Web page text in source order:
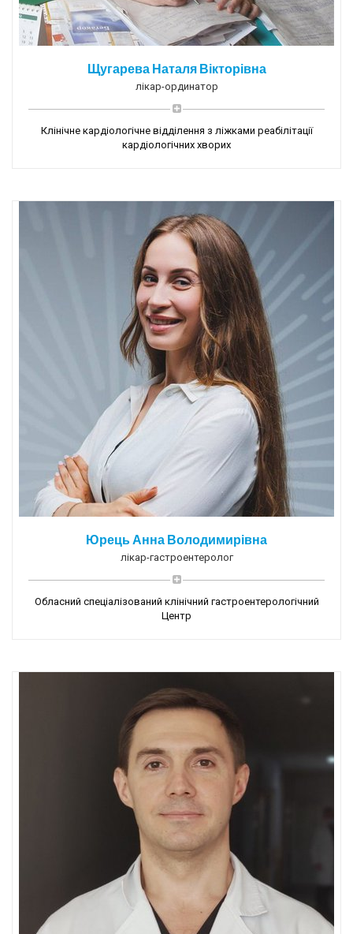
Щугарева Наталя Вікторівна
лікар-ординатор
Клінічне кардіологічне відділення з ліжками реабілітації
кардіологічних хворих
Юрець Анна Володимирівна
лікар-гастроентеролог
Обласний спеціалізований клінічний гастроентерологічний
Центр